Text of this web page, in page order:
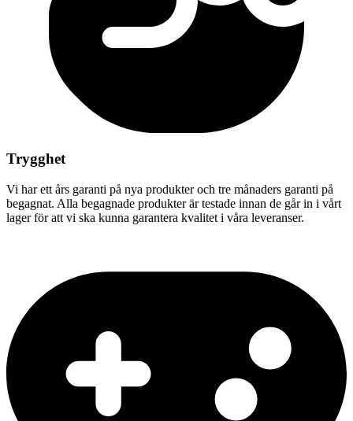
Trygghet
Vi har ett års garanti på nya produkter och tre månaders garanti på
begagnat. Alla begagnade produkter är testade innan de går in i vårt
lager för att vi ska kunna garantera kvalitet i våra leveranser.